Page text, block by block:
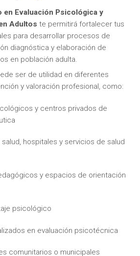
en Evaluación Psicológica y
Adultos te permitirá fortalecer tus
para desarrollar procesos de
diagnóstica y elaboración de
en población adulta.
ser de utilidad en diferentes
y valoración profesional, como:
y centros privados de
hospitales y servicios de salud
y espacios de orientación
psicológico
en evaluación psicotécnica
comunitarios o municipales